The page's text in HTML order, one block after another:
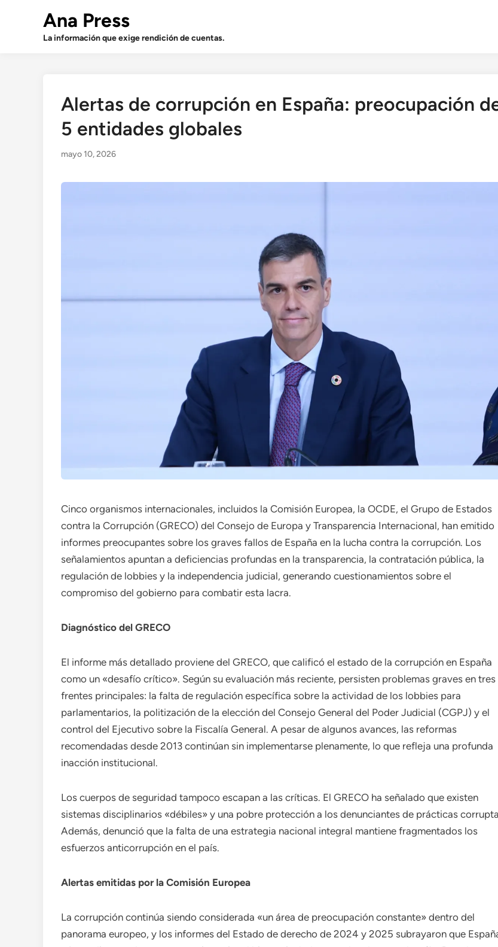
Ana Press
La información que exige rendición de cuentas.
Alertas de corrupción en España: preocupación
5 entidades globales
mayo 10, 2026
Cinco organismos internacionales, incluidos la Comisión Europea, la OCDE, el Grupo de Estados
contra la Corrupción (GRECO) del Consejo de Europa y Transparencia Internacional, han emitido
informes preocupantes sobre los graves fallos de España en la lucha contra la corrupción. Los
señalamientos apuntan a deficiencias profundas en la transparencia, la contratación pública, la
regulación de lobbies y la independencia judicial, generando cuestionamientos sobre el
compromiso del gobierno para combatir esta lacra.
Diagnóstico del GRECO
El informe más detallado proviene del GRECO, que calificó el estado de la corrupción en España
como un «desafío crítico». Según su evaluación más reciente, persisten problemas graves en tres
frentes principales: la falta de regulación específica sobre la actividad de los lobbies para
parlamentarios, la politización de la elección del Consejo General del Poder Judicial (CGPJ) y el
control del Ejecutivo sobre la Fiscalía General. A pesar de algunos avances, las reformas
recomendadas desde 2013 continúan sin implementarse plenamente, lo que refleja una profunda
inacción institucional.
Los cuerpos de seguridad tampoco escapan a las críticas. El GRECO ha señalado que existen
sistemas disciplinarios «débiles» y una pobre protección a los denunciantes de prácticas
Además, denunció que la falta de una estrategia nacional integral mantiene fragmentados los
esfuerzos anticorrupción en el país.
Alertas emitidas por la Comisión Europea
La corrupción continúa siendo considerada «un área de preocupación constante» dentro del
panorama europeo, y los informes del Estado de derecho de 2024 y 2025 subrayaron que